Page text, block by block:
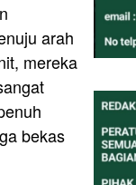
arah
mereka
bekas